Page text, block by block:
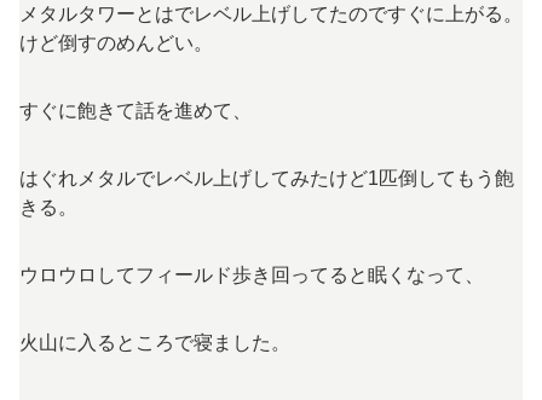
メタルタワーとはでレベル上げしてたのですぐに上がる。
けど倒すのめんどい。
すぐに飽きて話を進めて、
はぐれメタルでレベル上げしてみたけど1匹倒してもう飽
きる。
ウロウロしてフィールド歩き回ってると眠くなって、
火山に入るところで寝ました。